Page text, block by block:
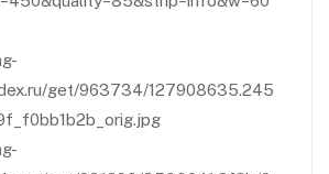
get/963734/127908635.245